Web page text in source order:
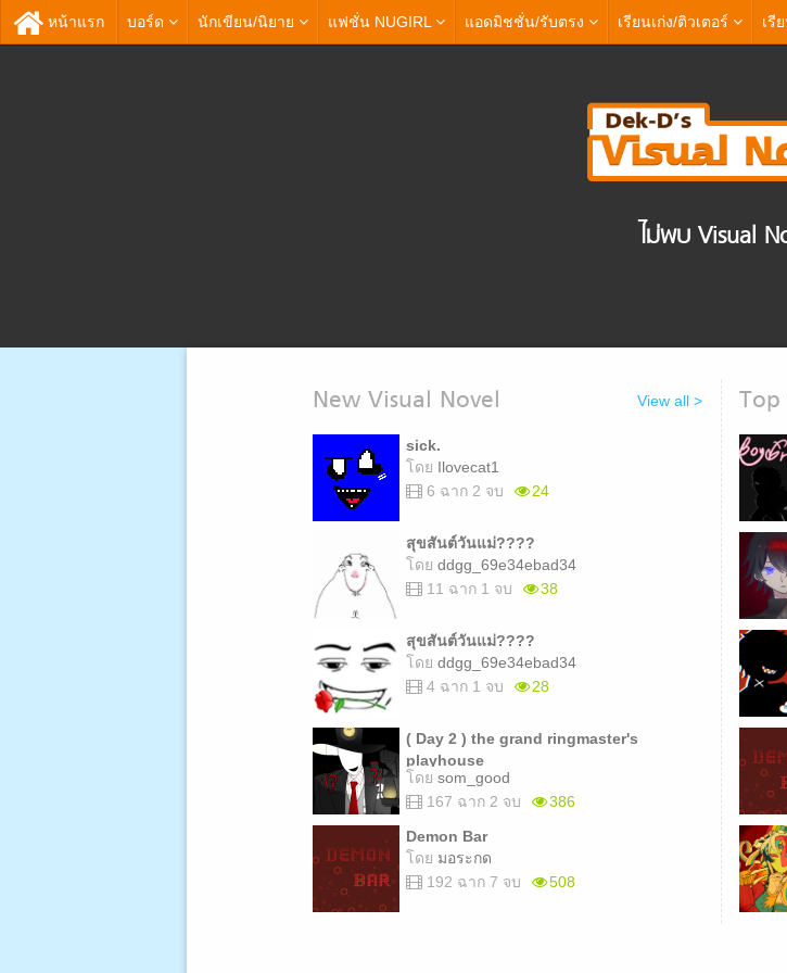
หน้าแรก บอร์ด นักเขียน/นิยาย แฟชั่น NUGIRL แอดมิชชั่น/รับตรง เรียนเก่ง/ติวเตอร์ เรี
ไม่พบ Visual
New Visual Novel View all >
sick.
โดย Ilovecat1
6 ฉาก 2 จบ
24
สุขสันต์วันแม่????
โดย ddgg_69e34ebad34
11 ฉาก 1 จบ
38
สุขสันต์วันแม่????
โดย ddgg_69e34ebad34
4 ฉาก 1 จบ
28
( Day 2 ) the grand ringmaster's
playhouse
โดย som_good
167 ฉาก 2 จบ
386
Demon Bar
โดย มอระกด
192 ฉาก 7 จบ
508